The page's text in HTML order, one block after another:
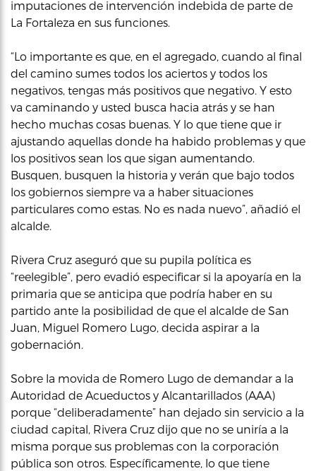
imputaciones de intervención indebida de parte de
La Fortaleza en sus funciones.
“Lo importante es que, en el agregado, cuando al final
del camino sumes todos los aciertos y todos los
negativos, tengas más positivos que negativo. Y esto
va caminando y usted busca hacia atrás y se han
hecho muchas cosas buenas. Y lo que tiene que ir
ajustando aquellas donde ha habido problemas y que
los positivos sean los que sigan aumentando.
Busquen, busquen la historia y verán que bajo todos
los gobiernos siempre va a haber situaciones
particulares como estas. No es nada nuevo”, añadió el
alcalde.
Rivera Cruz aseguró que su pupila política es
“reelegible”, pero evadió especificar si la apoyaría en la
primaria que se anticipa que podría haber en su
partido ante la posibilidad de que el alcalde de San
Juan, Miguel Romero Lugo, decida aspirar a la
gobernación.
Sobre la movida de Romero Lugo de demandar a la
Autoridad de Acueductos y Alcantarillados (AAA)
porque “deliberadamente” han dejado sin servicio a la
ciudad capital, Rivera Cruz dijo que no se uniría a la
misma porque sus problemas con la corporación
pública son otros. Específicamente, lo que tiene